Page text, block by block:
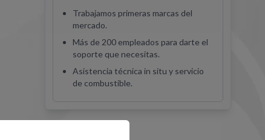
Trabajamos primeras marcas del
mercado.
Más de 200 empleados para darte el
soporte que necesitas.
Asistencia técnica in situ y servicio
de combustible.